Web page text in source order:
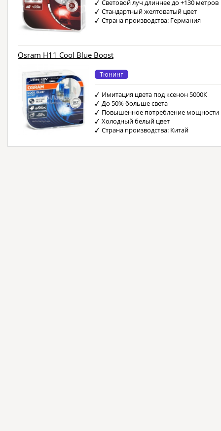
Световой луч длиннее до +130 метров
Стандартный желтоватый цвет
Страна производства: Германия
Osram H11 Cool Blue Boost
Тюнинг
Имитация цвета под ксенон 5000К
До 50% больше света
Повышенное потребление мощности
Холодный белый цвет
Страна производства: Китай